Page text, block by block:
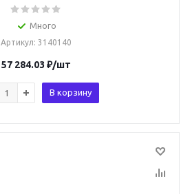
Много
Артикул: 3140140
57 284.03 ₽/шт
В корзину